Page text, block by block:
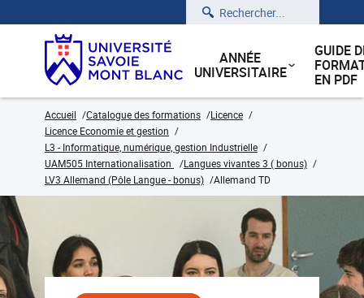
Rechercher
ANNÉE
UNIVERSITAIRE
GUIDE
EN PDF
Accueil Catalogue des formations
Licence
Licence Economie et gestion
L3 - Informatique, numérique, gestion Industrielle
UAM505 Internationalisation
Langues vivantes 3 ( bonus)
LV3 Allemand (Pôle Langue - bonus)
Allemand TD